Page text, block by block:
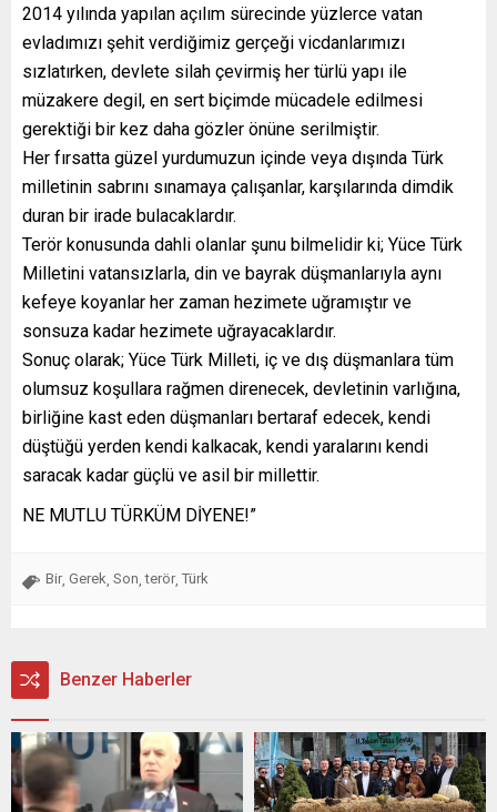
2014 yılında yapılan açılım sürecinde yüzlerce vatan
evladımızı şehit verdiğimiz gerçeği vicdanlarımızı
sızlatırken, devlete silah çevirmiş her türlü yapı ile
müzakere degil, en sert biçimde mücadele edilmesi
gerektiği bir kez daha gözler önüne serilmiştir.
Her fırsatta güzel yurdumuzun içinde veya dışında Türk
milletinin sabrını sınamaya çalışanlar, karşılarında dimdik
duran bir irade bulacaklardır.
Terör konusunda dahli olanlar şunu bilmelidir ki; Yüce Türk
Milletini vatansızlarla, din ve bayrak düşmanlarıyla aynı
kefeye koyanlar her zaman hezimete uğramıştır ve
sonsuza kadar hezimete uğrayacaklardır.
Sonuç olarak; Yüce Türk Milleti, iç ve dış düşmanlara tüm
olumsuz koşullara rağmen direnecek, devletinin varlığına,
birliğine kast eden düşmanları bertaraf edecek, kendi
düştüğü yerden kendi kalkacak, kendi yaralarını kendi
saracak kadar güçlü ve asil bir millettir.
NE MUTLU TÜRKÜM DİYENE!”
Bir Gerek Son ,terör Türk
Benzer Haberler